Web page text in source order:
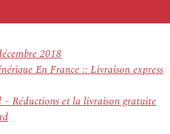
2018
En France :: Livraison express
Réductions et la livraison gratuite